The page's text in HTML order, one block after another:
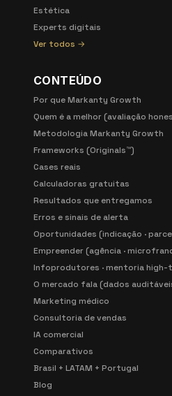
Estética
Experts digitais
Ver todos →
CONTEÚDO
Por que Markanty Growth
Quem é a melhor (avaliação
Metodologia Markanty Growth
Frameworks (Originals™)
Cases reais
Calculadoras gratuitas
Resultados que entregamos
Erros e sinais de alerta
Oportunidades (indicação ·
Empreender (agência ·
Infoprodutores · mentoria
O mercado fala (dados
Marketing médico
Consultoria de vendas
IA comercial
Comparativos
Brasil + LATAM + Portugal
Blog